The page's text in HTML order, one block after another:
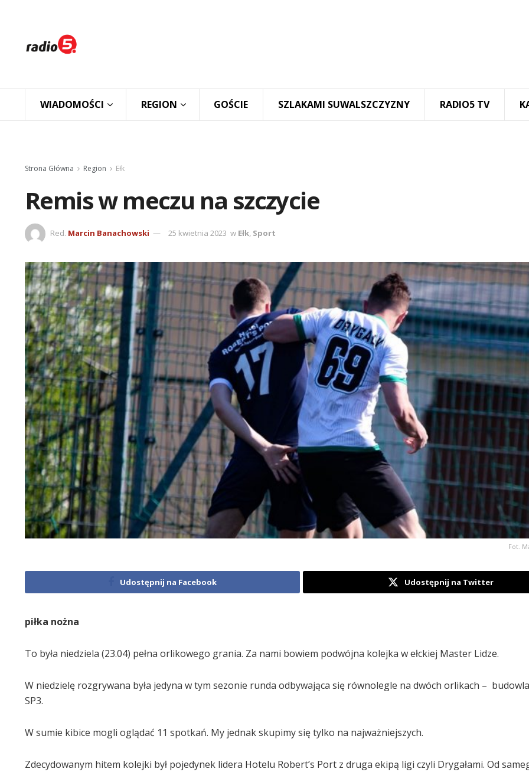
WIADOMOŚCI REGION GOŚCIE SZLAKAMI SUWALSZCZYZNY RADIO5 TV
Strona Główna Region Ełk
Remis w meczu na szczycie
Red. Marcin Banachowski 25 kwietnia 2023 w Ełk, Sport
Fot.
Udostępnij na Facebook Udostępnij na Twitter
piłka nożna
To była niedziela (23.04) pełna orlikowego grania. Za nami bowiem podwójna kolejka w ełckiej Master Lidze.
W niedzielę rozgrywana była jedyna w tym sezonie runda odbywająca się równolegle na dwóch orlikach –
SP3.
W sumie kibice mogli oglądać 11 spotkań. My jednak skupimy się tylko na najważniejszych.
Zdecydowanym hitem kolejki był pojedynek lidera Hotelu Robert’s Port z druga ekipą ligi czyli Drygałami. Od